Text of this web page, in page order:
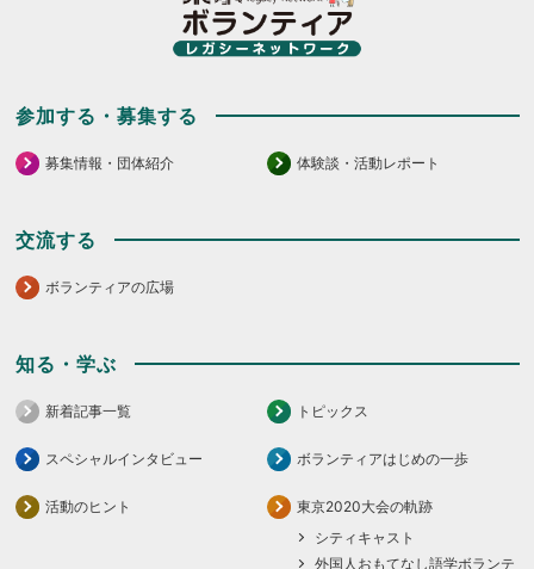
参加する・募集する
募集情報・団体紹介 体験談・活動レポート
交流する
ボランティアの広場
知る・学ぶ
新着記事一覧 トピックス
スペシャルインタビュー ボランティアはじめの一歩
活動のヒント
東京2020大会の軌跡
シティキャスト
外国人おもてなし語学ボランテ